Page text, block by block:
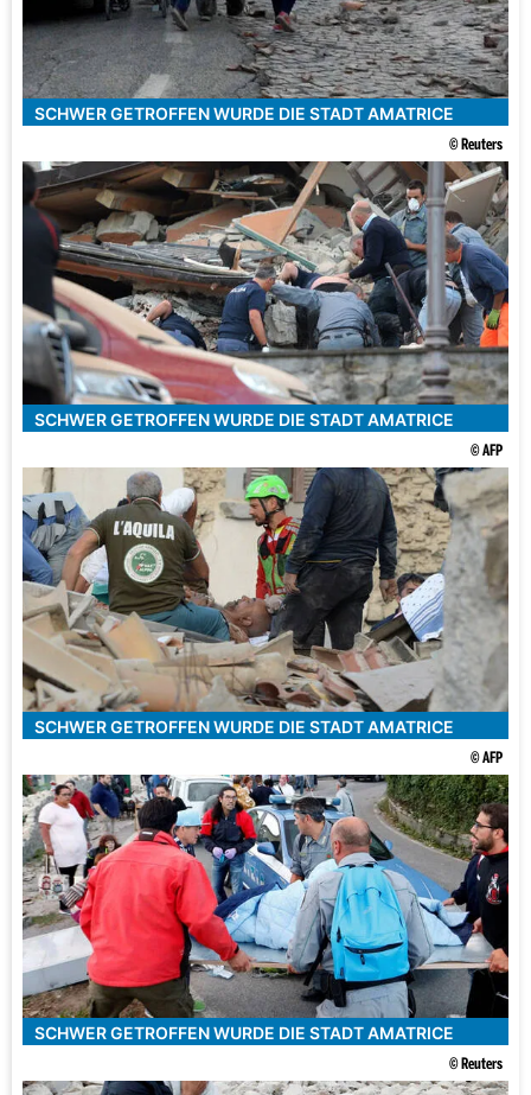
SCHWER GETROFFEN WURDE DIE STADT AMATRICE
© Reuters
SCHWER GETROFFEN WURDE DIE STADT AMATRICE
© AFP
SCHWER GETROFFEN WURDE DIE STADT AMATRICE
© AFP
SCHWER GETROFFEN WURDE DIE STADT AMATRICE
© Reuters